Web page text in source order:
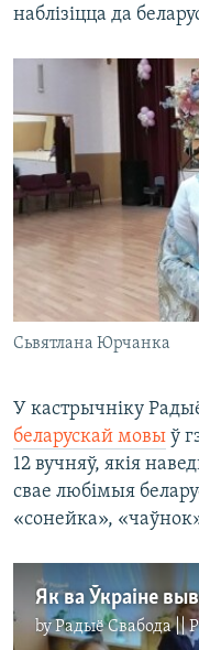
наблізіцца да
Сьвятлана Юрчанка
У кастрычніку
беларускай мовы ў
12 вучняў, якія
свае любімыя
«сонейка»,
byРадыё Свабода ||